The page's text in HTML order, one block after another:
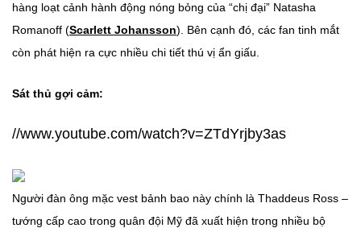
hàng loạt cảnh hành động nóng bỏng của “chị đại” Natasha
Romanoff (Scarlett Johansson). Bên cạnh đó, các fan tinh mắt
còn phát hiện ra cực nhiều chi tiết thú vị ẩn giấu.
Sát thủ gợi cảm:
//www.youtube.com/watch?v=ZTdYrjby3as
Người đàn ông mặc vest bảnh bao này chính là Thaddeus Ross –
tướng cấp cao trong quân đội Mỹ đã xuất hiện trong nhiều bộ